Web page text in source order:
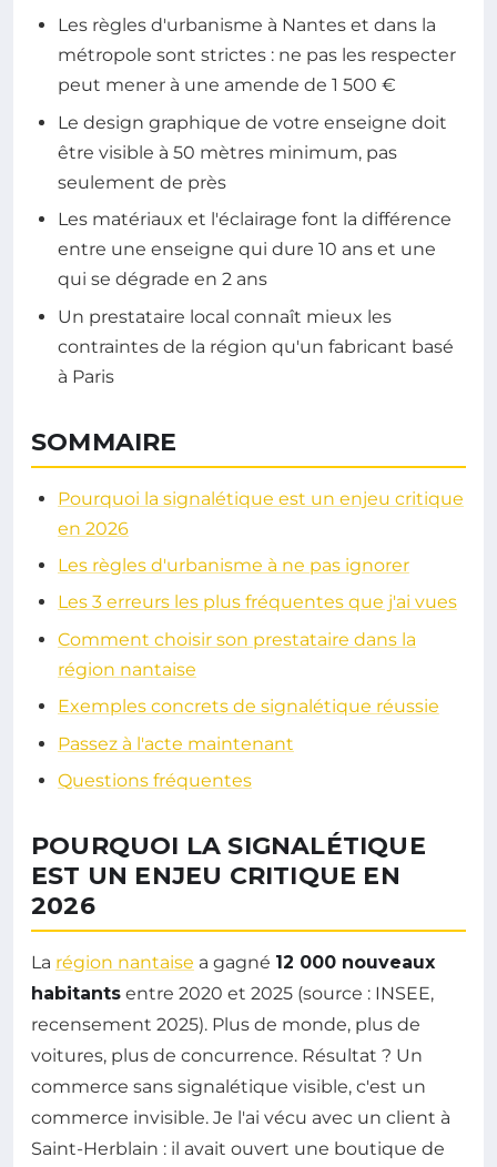
Les règles d'urbanisme à Nantes et dans la
métropole sont strictes : ne pas les respecter
peut mener à une amende de 1 500 €
Le design graphique de votre enseigne doit
être visible à 50 mètres minimum, pas
seulement de près
Les matériaux et l'éclairage font la différence
entre une enseigne qui dure 10 ans et une
qui se dégrade en 2 ans
Un prestataire local connaît mieux les
contraintes de la région qu'un fabricant basé
à Paris
SOMMAIRE
Pourquoi la signalétique est un enjeu critique
en 2026
Les règles d'urbanisme à ne pas ignorer
Les 3 erreurs les plus fréquentes que j'ai vues
Comment choisir son prestataire dans la
région nantaise
Exemples concrets de signalétique réussie
Passez à l'acte maintenant
Questions fréquentes
POURQUOI LA SIGNALÉTIQUE
EST UN ENJEU CRITIQUE EN
2026
La région nantaise a gagné 12 000 nouveaux
habitants entre 2020 et 2025 (source : INSEE,
recensement 2025). Plus de monde, plus de
voitures, plus de concurrence. Résultat ? Un
commerce sans signalétique visible, c'est un
commerce invisible. Je l'ai vécu avec un client à
Saint-Herblain : il avait ouvert une boutique de